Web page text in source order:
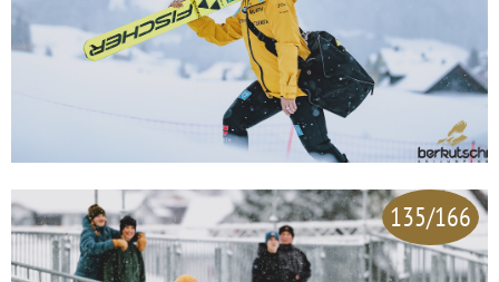
135/166